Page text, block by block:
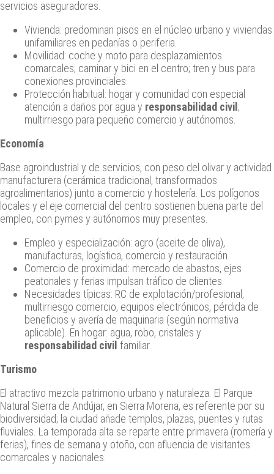
servicios aseguradores.
Vivienda: predominan pisos en el núcleo urbano y viviendas
unifamiliares en pedanías o periferia.
Movilidad: coche y moto para desplazamientos
comarcales; caminar y bici en el centro; tren y bus para
conexiones provinciales.
Protección habitual: hogar y comunidad con especial
atención a daños por agua y responsabilidad civil ;
multirriesgo para pequeño comercio y autónomos.
Economía
Base agroindustrial y de servicios, con peso del olivar y actividad
manufacturera (cerámica tradicional, transformados
agroalimentarios) junto a comercio y hostelería. Los polígonos
locales y el eje comercial del centro sostienen buena parte del
empleo, con pymes y autónomos muy presentes.
Empleo y especialización: agro (aceite de oliva),
manufacturas, logística, comercio y restauración.
Comercio de proximidad: mercado de abastos, ejes
peatonales y ferias impulsan tráfico de clientes.
Necesidades típicas: RC de explotación/profesional,
multirriesgo comercio, equipos electrónicos, pérdida de
beneficios y avería de maquinaria (según normativa
aplicable). En hogar: agua, robo, cristales y
responsabilidad civil familiar.
Turismo
El atractivo mezcla patrimonio urbano y naturaleza. El Parque
Natural Sierra de Andújar, en Sierra Morena, es referente por su
biodiversidad; la ciudad añade templos, plazas, puentes y rutas
fluviales. La temporada alta se reparte entre primavera (romería y
ferias), fines de semana y otoño, con afluencia de visitantes
comarcales y nacionales.